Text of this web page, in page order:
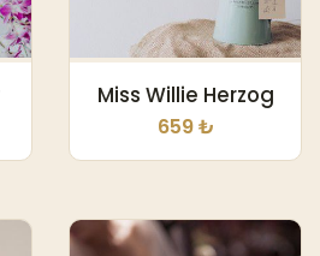
Miss Willie Herzog
659 ₺